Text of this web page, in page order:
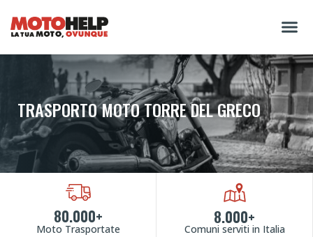
TRASPORTO MOTO TORRE DEL GRECO
80.000+
Moto Trasportate
8.000+
Comuni serviti in Italia